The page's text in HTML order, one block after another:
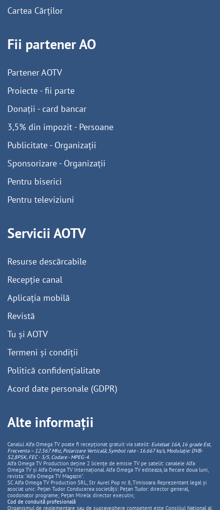
Cartea Cărților
Fii partener AO
Partener AOTV
Proiecte - fii parte
Donații - card bancar
3,5% din impozit - Persoane
Publicitate - Organizații
Sponsorizare - Organizații
Pentru biserici
Pentru televiziuni
Servicii AOTV
Resurse descărcabile
Recepție canal
Aplicația mobilă
Revistă
Tu și AOTV
Termeni și condiții
Politică confidențialitate
Acord date personale (GDPR)
Alte informații
Canalul Alfa Omega TV poate fi recepționat gratuit via satelit: Eutelsat 16A, 16 grade Est,
Frecventa – 12.567 Mhz, PolarizareVerticală, Symbol rate - 16.667 ks/s, Modulație: DVB-
S2,8PSK, FEC - 3/5, Codare - MPEG-4.
Alfa Omega TV Production deține 2 licențe de emisie TV pe satelit: canalele Alfa
Omega TV și Alfa Omega TV Internațional. Alfa Omega TV editeaza, la fiecare doua luni,
revista: "Alfa Omega TV Magazin".
SC Alfa Omega TV Production SRL, Str Aurel Pop nr. 8, Timisoara. Reprezentant legal și
asociat unic: Pețan Tudor. Conducerea societății: Pețan Tudor: director general,
coodonator programe; Pețan Mirela: director executiv;
Cod de conduită profesională
Organismul de reglementare sau de supraveghere competent este Consiliul National al